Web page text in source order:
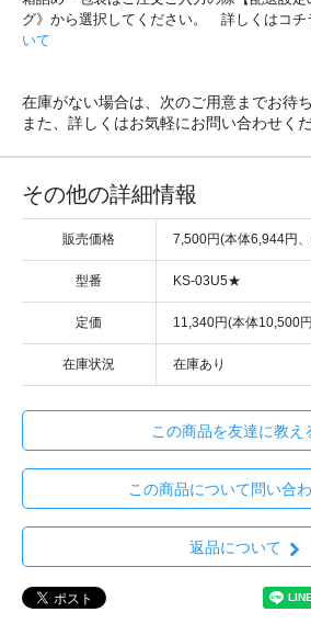
グ》から選択してください。 詳しくはコ
いて
在庫がない場合は、次のご用意までお待ち
また、詳しくはお気軽にお問い合わせくだ
その他の詳細情報
販売価格 7,500円(本体6,944円
型番 KS-03U5★
定価 11,340円(本体10,500
在庫状況 在庫あり
この商品を友達に教え
この商品について問い合
返品について